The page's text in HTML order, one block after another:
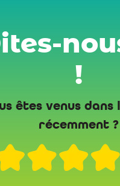
!
êtes venus
récemment ?